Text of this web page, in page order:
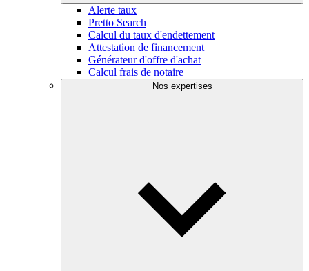
Alerte taux
Pretto Search
Calcul du taux d'endettement
Attestation de financement
Générateur d'offre d'achat
Calcul frais de notaire
Nos expertises